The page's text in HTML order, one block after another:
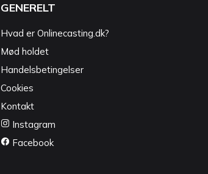
GENERELT
Hvad er Onlinecasting.dk?
Mød holdet
Handelsbetingelser
Cookies
Kontakt
Instagram
Facebook